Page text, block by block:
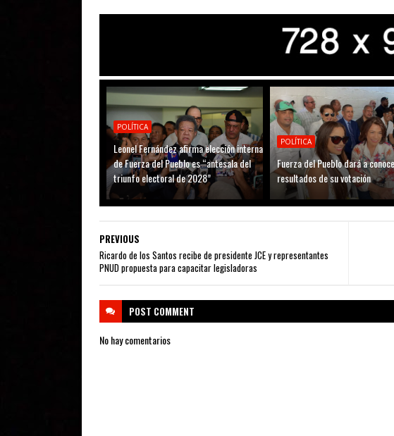
POLÍTICA
Leonel Fernández afirma elección interna
de Fuerza del Pueblo es “antesala del
triunfo electoral de 2028”
POLÍTICA
Fuerza del Pueblo dará a
resultados de su votación
PREVIOUS
Ricardo de los Santos recibe de presidente JCE y representantes
PNUD propuesta para capacitar legisladoras
POST COMMENT
No hay comentarios